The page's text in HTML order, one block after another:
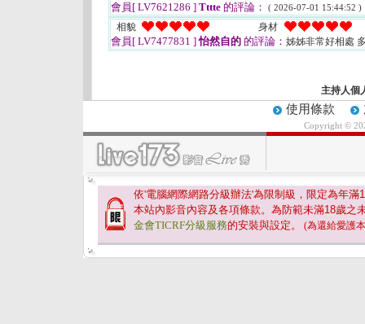
會員[ LV7621286 ] Tttte 的評論： ( 2026-07-01 15:44:52 )
相貌 身材
會員[ LV7477831 ]怡然自的 的評論： 姊姊非常好相處
主持人個
使用條款
Copyright ©
依'電腦網際網路分級辦法'為限制級，限定為年滿
本站內影音內容及各項條款。為防範未滿18歲之
金會TICRF分級服務的安裝與設定。 (為還給愛護